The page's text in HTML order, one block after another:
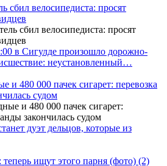
сбил велосипедиста: просят
в Сигулде произошло дорожно-
неустановленный…
и 480 000 пачек сигарет: перевозка
судом
дуэт дельцов, которые из
ищут этого парня (фото) (2)